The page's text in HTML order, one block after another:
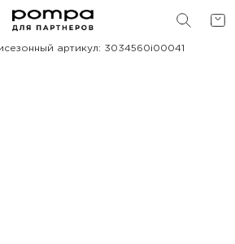
артикул: 3034560i00041